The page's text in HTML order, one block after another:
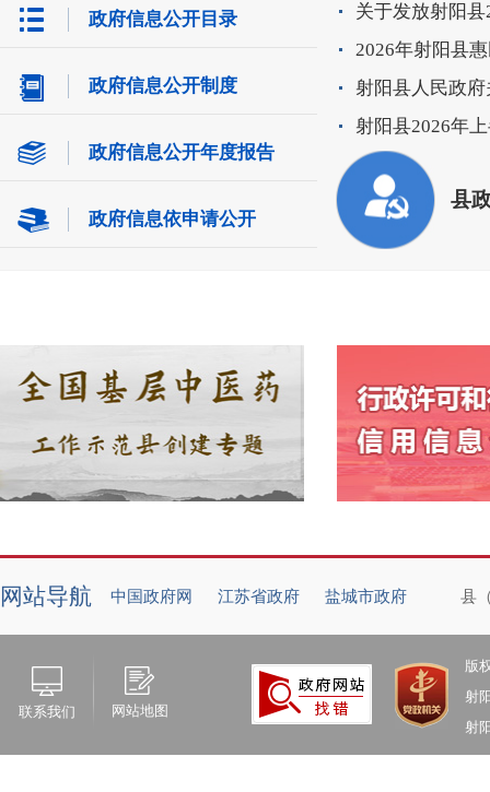
政府信息公开目录
政府信息公开制度
政府信息公开年度报告
政府信息依申请公开
关于发放射阳
2026年射阳县
射阳县人民政
射阳县2026年
县
网站导航 中国政府网 江苏省政府 盐城市政府 县
联系我们 网站地图
版
射
射